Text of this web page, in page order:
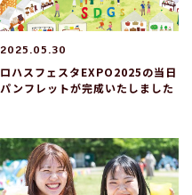
2025.05.30
ロハスフェスタEXPO2025の当日
パンフレットが完成いたしました